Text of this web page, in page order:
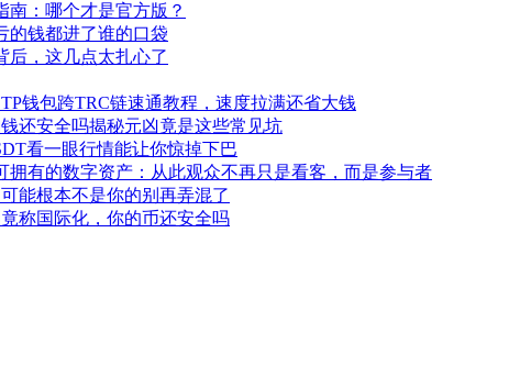
南：哪个才是官方版？
的钱都进了谁的口袋
后，这几点太扎心了
钱包跨TRC链速通教程，速度拉满还省大钱
还安全吗揭秘元凶竟是这些常见坑
看一眼行情能让你惊掉下巴
拥有的数字资产：从此观众不再只是看客，而是参与者
能根本不是你的别再弄混了
称国际化，你的币还安全吗